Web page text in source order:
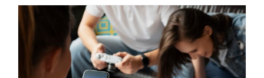
Las mejores apps para